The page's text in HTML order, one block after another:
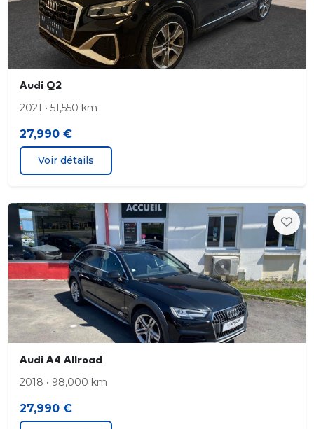
Audi Hold Assist
Audi Parking System Plus
Audi Pre Sense Basic
Audi Pre Sense front
Audi Sound System
Audi virtual cockpit
Avertisseur de franchissement de ligne
Avertisseur de franchissement de ligne et Audi
Side Assist
Avertisseur de franchissement de ligne et
avertisseur de changement de voie
Banquette AR avec porte-gobelet dans l?
accoudoir de la place centrale
Boîtiers de rétroviseurs extérieurs dans la couleur
de la carrosserie
Audi Q2
2021 • 51,550 km
27,990 €
Voir détails
Audi A4 Allroad
2018 • 98,000 km
27,990 €